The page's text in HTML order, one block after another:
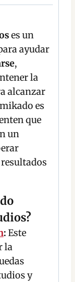
es un
ayudar
,
la
alcanzar
es
que
un
: Este
la
y